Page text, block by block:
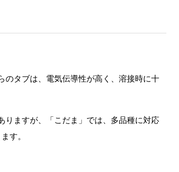
のタブは、電気伝導性が高く、溶接時に十
りますが、「こだま」では、多品種に対応
す。